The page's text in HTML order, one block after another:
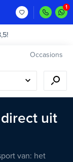
Occasions
uit
van: het